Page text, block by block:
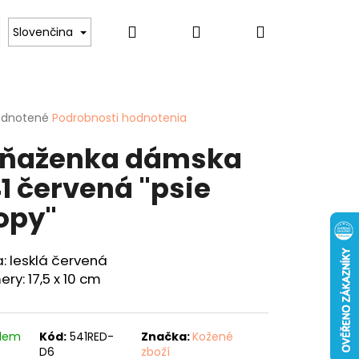
psov Pre ženy Hobby
Slovenčina Hľadať PrihlásenieNákupný
Podrobnosti hodnotenia
dámska
červená "psie
lesklá červená
17,5 x 10 cm
Kód: 541RED-
D6
Značka:Kožené
zboží
40 "KAPOR"